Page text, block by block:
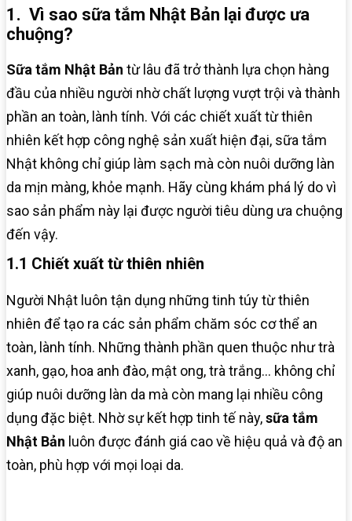
1. Vì sao sữa tắm Nhật Bản lại được ưa
chuộng?
Sữa tắm Nhật Bản từ lâu đã trở thành lựa chọn hàng
đầu của nhiều người nhờ chất lượng vượt trội và thành
phần an toàn, lành tính. Với các chiết xuất từ thiên
nhiên kết hợp công nghệ sản xuất hiện đại, sữa tắm
Nhật không chỉ giúp làm sạch mà còn nuôi dưỡng làn
da mịn màng, khỏe mạnh. Hãy cùng khám phá lý do vì
sao sản phẩm này lại được người tiêu dùng ưa chuộng
đến vậy.
1.1 Chiết xuất từ thiên nhiên
Người Nhật luôn tận dụng những tinh túy từ thiên
nhiên để tạo ra các sản phẩm chăm sóc cơ thể an
toàn, lành tính. Những thành phần quen thuộc như trà
xanh, gạo, hoa anh đào, mật ong, trà trắng… không chỉ
giúp nuôi dưỡng làn da mà còn mang lại nhiều công
dụng đặc biệt. Nhờ sự kết hợp tinh tế này,sữa tắm
Nhật Bản luôn được đánh giá cao về hiệu quả và độ an
toàn, phù hợp với mọi loại da.